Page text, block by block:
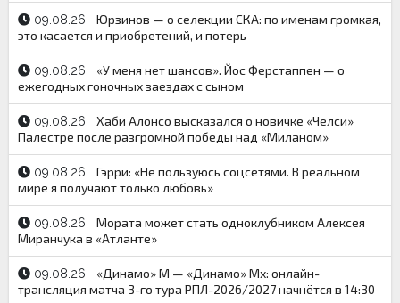
09.08.26
Юрзинов — о селекции СКА: по именам громкая,
это касается и приобретений, и потерь
09.08.26
«У меня нет шансов». Йос Ферстаппен — о
ежегодных гоночных заездах с сыном
09.08.26
Хаби Алонсо высказался о новичке «Челси»
Палестре после разгромной победы над «Миланом»
09.08.26
Гэрри: «Не пользуюсь соцсетями. В реальном
мире я получают только любовь»
09.08.26
Мората может стать одноклубником Алексея
Миранчука в «Атланте»
09.08.26
«Динамо» М — «Динамо» Мх: онлайн-
трансляция матча 3-го тура РПЛ-2026/2027 начнётся в 14:30